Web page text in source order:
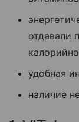
отдавали
удобная
наличие